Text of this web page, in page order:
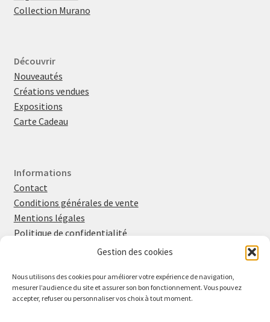
Gestion des cookies
Nous utilisons des cookies pour améliorer votre expérience de navigation,
mesurer l’audience du site et assurer son bon fonctionnement. Vous pouvez
accepter, refuser ou personnaliser vos choix à tout moment.
Collection Murano
Découvrir
Nouveautés
Créations vendues
Expositions
Carte Cadeau
Informations
Contact
Conditions générales de vente
Mentions légales
Politique de confidentialité
Politique en matière de cookies
Retrouvez-moi surInstagrametFacebook